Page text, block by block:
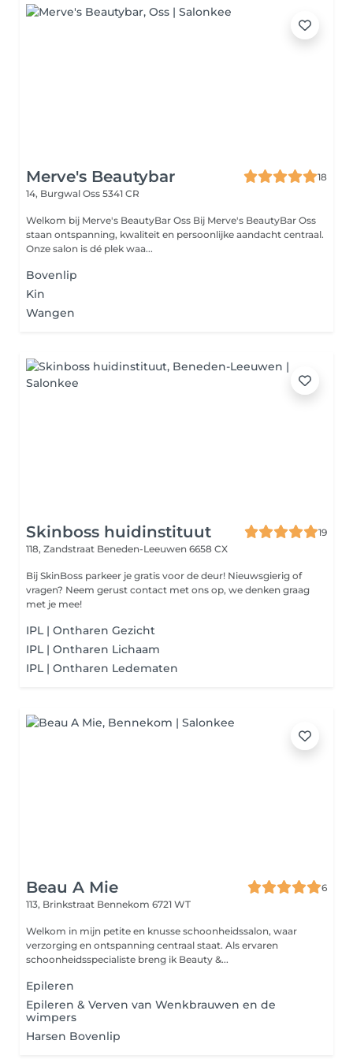
Merve's Beautybar
18
14, Burgwal Oss 5341 CR
Welkom bij Merve's BeautyBar Oss Bij Merve's BeautyBar Oss
staan ontspanning, kwaliteit en persoonlijke aandacht centraal.
Onze salon is dé plek waa...
Bovenlip
Kin
Wangen
Skinboss huidinstituut
19
118, Zandstraat Beneden-Leeuwen 6658 CX
Bij SkinBoss parkeer je gratis voor de deur! Nieuwsgierig of
vragen? Neem gerust contact met ons op, we denken graag
met je mee!
IPL | Ontharen Gezicht
IPL | Ontharen Lichaam
IPL | Ontharen Ledematen
Beau A Mie
6
113, Brinkstraat Bennekom 6721 WT
Welkom in mijn petite en knusse schoonheidssalon, waar
verzorging en ontspanning centraal staat. Als ervaren
schoonheidsspecialiste breng ik Beauty &...
Epileren
Epileren & Verven van Wenkbrauwen en de
wimpers
Harsen Bovenlip